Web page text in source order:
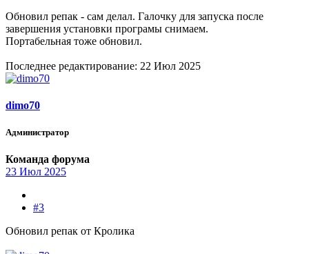
Обновил репак - сам делал. Галочку для запуска после
завершения установки програмы снимаем.
Портабельная тоже обновил.
Последнее редактирование: 22 Июл 2025
dimo70
Администратор
Команда форума
23 Июл 2025
#3
Обновил репак от Кролика